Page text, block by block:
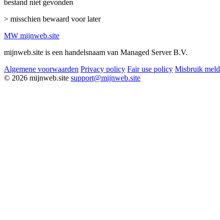
bestand niet gevonden
> misschien bewaard voor later
MW mijnweb.site
mijnweb.site is een handelsnaam van Managed Server B.V.
Algemene voorwaarden Privacy policy Fair use policy Misbruik
© 2026 mijnweb.site support@mijnweb.site